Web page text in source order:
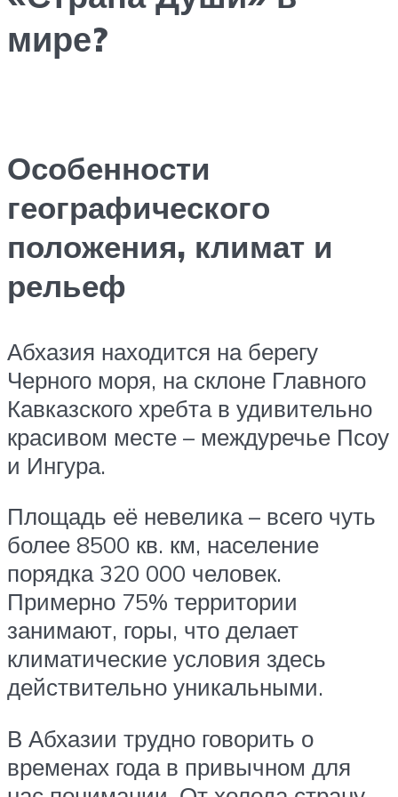
мире?
Особенности
географического
положения, климат и
рельеф
Абхазия находится на берегу
Черного моря, на склоне Главного
Кавказского хребта в удивительно
красивом месте – междуречье Псоу
и Ингура.
Площадь её невелика – всего чуть
более 8500 кв. км, население
порядка 320 000 человек.
Примерно 75% территории
занимают, горы, что делает
климатические условия здесь
действительно уникальными.
В Абхазии трудно говорить о
временах года в привычном для